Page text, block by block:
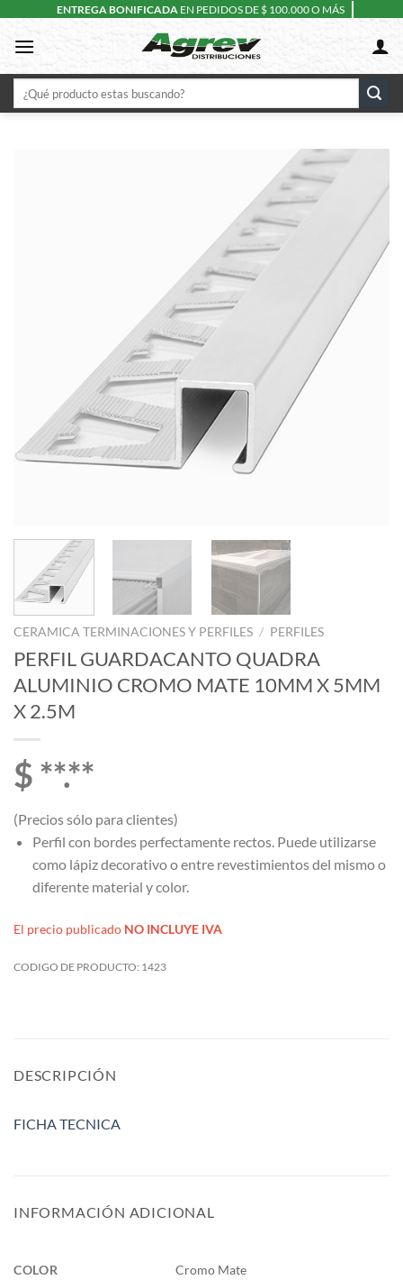
content
ENTREGA BONIFICADA EN PEDIDOS DE $ 100.000 O MÁS
Buscar
por:
CERAMICA TERMINACIONES Y PERFILES / PERFILES
PERFIL GUARDACANTO QUADRA
ALUMINIO CROMO MATE 10MM X 5MM
X 2.5M
$ **.**
(Precios sólo para clientes)
Perfil con bordes perfectamente rectos. Puede utilizarse
como lápiz decorativo o entre revestimientos del mismo o
diferente material y color.
El precio publicado NO INCLUYE IVA
CODIGO DE PRODUCTO: 1423
DESCRIPCIÓN
FICHA TECNICA
INFORMACIÓN ADICIONAL
COLOR Cromo Mate